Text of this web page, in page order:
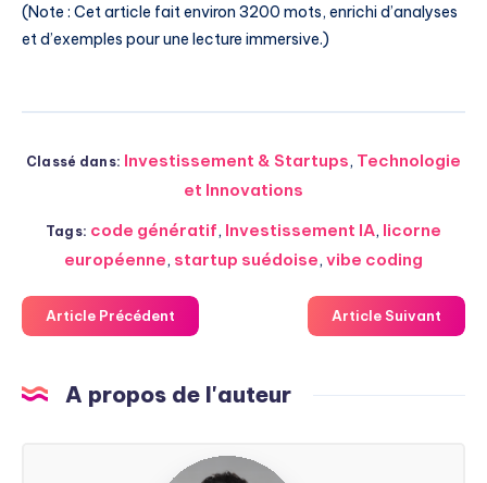
(Note : Cet article fait environ 3200 mots, enrichi d’analyses
et d’exemples pour une lecture immersive.)
Classé dans: Investissement & Startups, Technologie
et Innovations
Tags: code génératif, Investissement IA, licorne
européenne, startup suédoise, vibe coding
Article Précédent Article Suivant
A propos de l'auteur
Steven